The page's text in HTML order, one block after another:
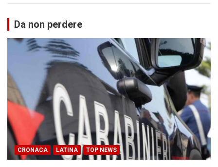
Da non perdere
CRONACA LATINA TOP NEWS